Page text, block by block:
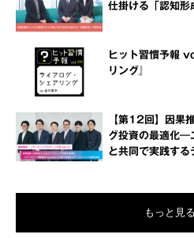
仕掛ける「認知形
ヒット習慣予報
リング』
【第12回】因果
グ投資の最適化
と共同で実践す
もっと見る